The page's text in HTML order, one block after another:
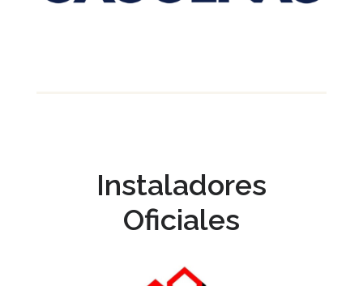
Instaladores
Oficiales